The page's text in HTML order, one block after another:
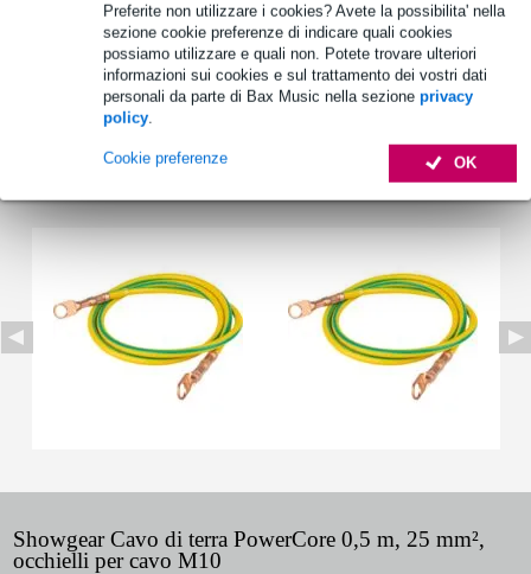
Preferite non utilizzare i cookies? Avete la possibilita' nella
sezione cookie preferenze di indicare quali cookies
possiamo utilizzare e quali non. Potete trovare ulteriori
informazioni sui cookies e sul trattamento dei vostri dati
personali da parte di Bax Music nella sezione privacy
policy.
OK
Cookie preferenze
Vedi anche (4)
Showgear Cavo di terra PowerCore 0,5 m, 25 mm²,
occhielli per cavo M10